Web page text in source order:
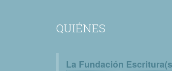
QUIÉNES
La Fundación